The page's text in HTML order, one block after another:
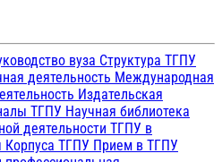
вуза Структура ТГПУ
деятельность Международная
Издательская
ТГПУ Научная библиотека
деятельности ТГПУ в
Корпуса ТГПУ Прием в ТГПУ